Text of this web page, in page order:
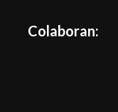
Colaboran: